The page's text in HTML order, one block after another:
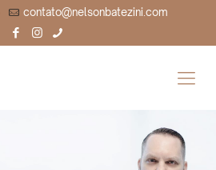
contato@nelsonbatezini.com